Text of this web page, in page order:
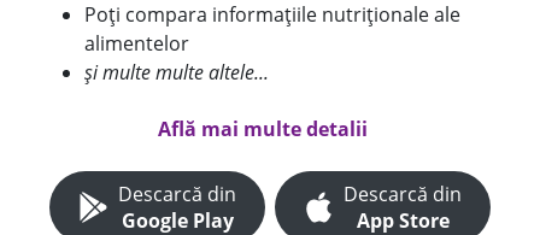
Poți compara informațiile nutriționale ale
alimentelor
și multe multe altele...
Află mai multe detalii
Descarcă din
Google Play
Descarcă din
App Store